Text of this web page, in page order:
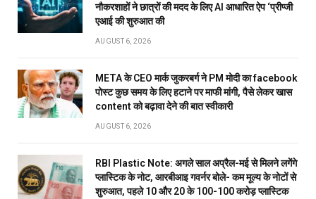
नौकरशाहों ने छात्रों की मदद के लिए AI आधारित ऐप ‘प्रीप्जी
एआई की शुरुआत की
AUGUST 6, 2026
META के CEO मार्क जुकरबर्ग ने PM मोदी का facebook
पोस्ट कुछ समय के लिए हटाने पर माफी मांगी, पैसे लेकर खास
content को बढ़ावा देने की बात स्वीकारी
AUGUST 6, 2026
RBI Plastic Note: अगले साल अप्रैल-मई से मिलने लगेंगे
प्लास्टिक के नोट, आरबीआइ गवर्नर बोले- कम मूल्य के नोटों से
शुरुआत, पहले 10 और 20 के 100-100 करोड़ प्लास्टिक